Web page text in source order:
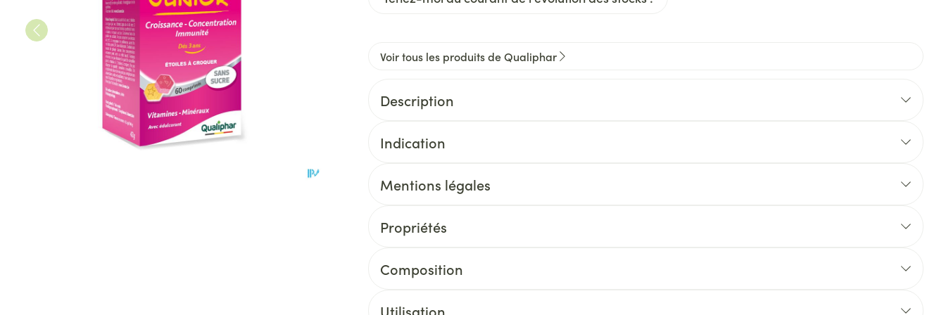
Voir tous les produits de Qualiphar
Description
Indication
Mentions légales
Propriétés
Composition
Utilisation